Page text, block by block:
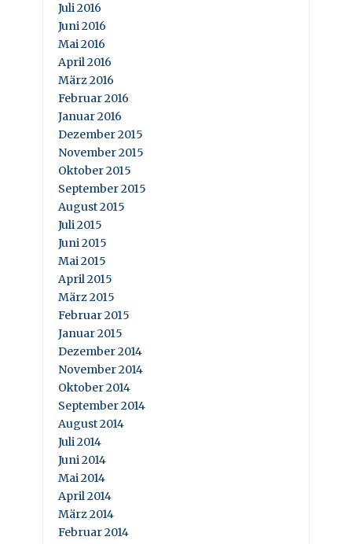
Juli 2016
Juni 2016
Mai 2016
April 2016
März 2016
Februar 2016
Januar 2016
Dezember 2015
November 2015
Oktober 2015
September 2015
August 2015
Juli 2015
Juni 2015
Mai 2015
April 2015
März 2015
Februar 2015
Januar 2015
Dezember 2014
November 2014
Oktober 2014
September 2014
August 2014
Juli 2014
Juni 2014
Mai 2014
April 2014
März 2014
Februar 2014